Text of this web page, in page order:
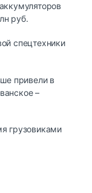
руб.
спецтехники
привели в
–
грузовиками